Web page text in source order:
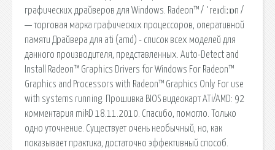
графических драйверов для Windows. Radeon™ / ˈreɪdiːɒn /
— торговая марка графических процессоров, оперативной
памяти Драйвера для ati (amd) - список всех моделей для
данного производителя, представленных. Auto-Detect and
Install Radeon™ Graphics Drivers for Windows For Radeon™
Graphics and Processors with Radeon™ Graphics Only For use
with systems running. Прошивка BIOS видеокарт ATi/AMD: 92
комментария mikD 18.11.2010. Спасибо, помогло. Только
одно уточнение. Существует очень необычный, но, как
показывает практика, достаточно эффективный способ.